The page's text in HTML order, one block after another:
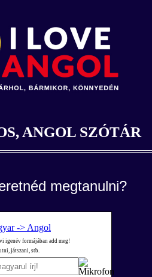
ANGOL SZÓTÁR
megtanulni?
-> Angol
igenév formájában add meg!
játszani, stb.